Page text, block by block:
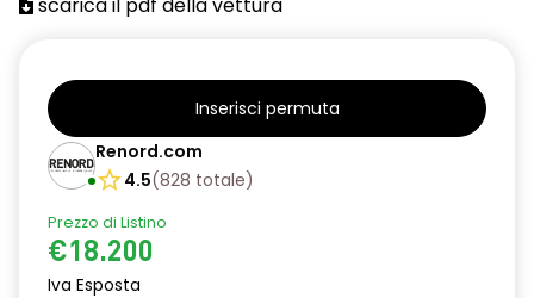
Alzacristalli elettrici posteriori
Barre tetto modulari nere
Bracciolo anteriore con vano portaoggetti
Chiave pieghevole a 3 pulsanti
Inserisci permuta
Renord.com
4.5(828 totale)
Prezzo di Listino
€18.200
Iva Esposta